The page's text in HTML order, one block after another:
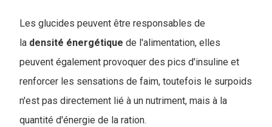
Les glucides peuvent être responsables de
la densité énergétique de l'alimentation, elles
peuvent également provoquer des pics d'insuline et
renforcer les sensations de faim, toutefois le surpoids
n'est pas directement lié à un nutriment, mais à la
quantité d'énergie de la ration.